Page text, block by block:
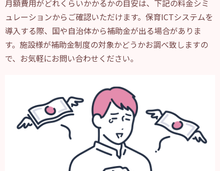
月額費用がどれくらいかかるかの目安は、下記の料金シミ
ュレーションからご確認いただけます。保育ICTシステムを
導入する際、国や自治体から補助金が出る場合がありま
す。施設様が補助金制度の対象かどうかお調べ致しますの
で、お気軽にお問い合わせください。